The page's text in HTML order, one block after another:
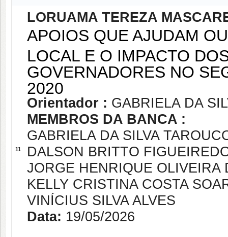
11
LORUAMA TEREZA
APOIOS QUE AJUDAM
LOCAL E O IMPACTO
GOVERNADORES NO
2020
Orientador : GABRIELA DA
MEMBROS DA BANCA :
GABRIELA DA SILVA
DALSON BRITTO
JORGE HENRIQUE OLIVEIRA
KELLY CRISTINA COSTA
VINÍCIUS SILVA ALVES
Data: 19/05/2026